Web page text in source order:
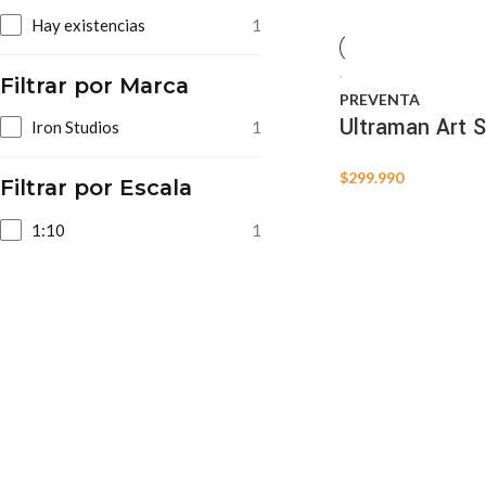
Hay existencias 1
Filtrar por Marca
Iron Studios 1
Filtrar por Escala
1:10 1
PREVENTA
Ultraman Art
$299.990